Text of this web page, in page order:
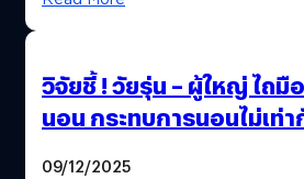
วิจัยชี้ ! วัยรุ่น – ผู้ใหญ่ ไถ
นอน กระทบการนอนไม่เท่า
09/12/2025